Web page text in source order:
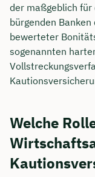
der maßgeblich für
bürgenden
bewerteter
sogenannten
Welche